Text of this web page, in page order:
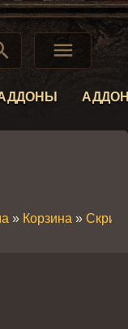

» Корзина »